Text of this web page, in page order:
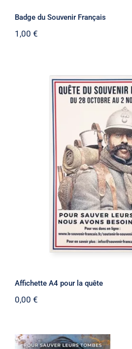
Badge du Souvenir Français
1,00 €
Affichette A4 pour
Affichette A4 pour la quête
0,00 €